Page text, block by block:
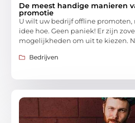
De meest handige manieren
promotie
U wilt uw bedrijf offline promoten,
idee hoe. Geen paniek! Er zijn
mogelijkheden om uit te kiezen.
Bedrijven